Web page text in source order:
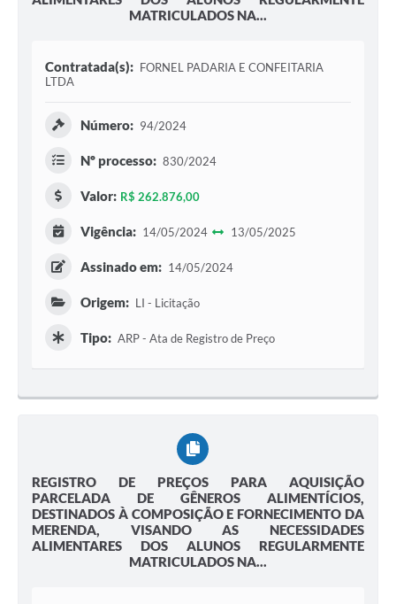
MATRICULADOS NA...
Contratada(s): FORNEL PADARIA E CONFEITARIA
LTDA
Número: 94/2024
Nº processo: 830/2024
Valor: R$ 262.876,00
Vigência: 14/05/2024 13/05/2025
Assinado em: 14/05/2024
Origem: LI - Licitação
Tipo: ARP - Ata de Registro de Preço
REGISTRO DE PREÇOS PARA AQUISIÇÃO
PARCELADA DE GÊNEROS ALIMENTÍCIOS,
DESTINADOS À COMPOSIÇÃO E FORNECIMENTO DA
MERENDA, VISANDO AS NECESSIDADES
ALIMENTARES DOS ALUNOS REGULARMENTE
MATRICULADOS NA...